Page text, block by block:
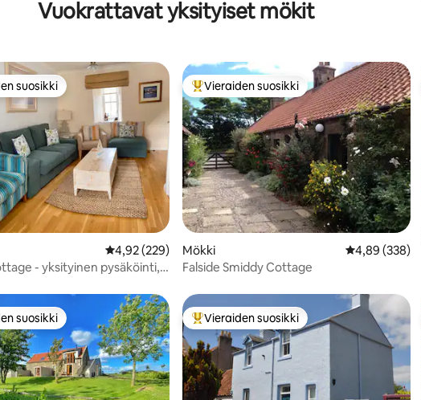
Vuokrattavat yksityiset mökit
5, 150 arvostelua
parhaimmistoa
suosikki
Keskimääräinen arvio 4,92/5, 229 arvostelua
4,92 (229)
- yksityinen pysäköinti,
Vieraiden suosikkien parhaimmistoa
Vieraiden suosikki
Mökki
4,89 (338)
Falside Smiddy Cottage
suosikkien parhaimmistoa
suosikki Vieraiden suosikkien parhaimmistoa
Vieraiden suosikki